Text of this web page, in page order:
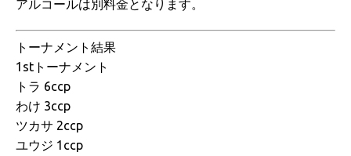
アルコールは別料金となります。
トーナメント結果
1stトーナメント
トラ 6ccp
わけ 3ccp
ツカサ 2ccp
ユウジ 1ccp